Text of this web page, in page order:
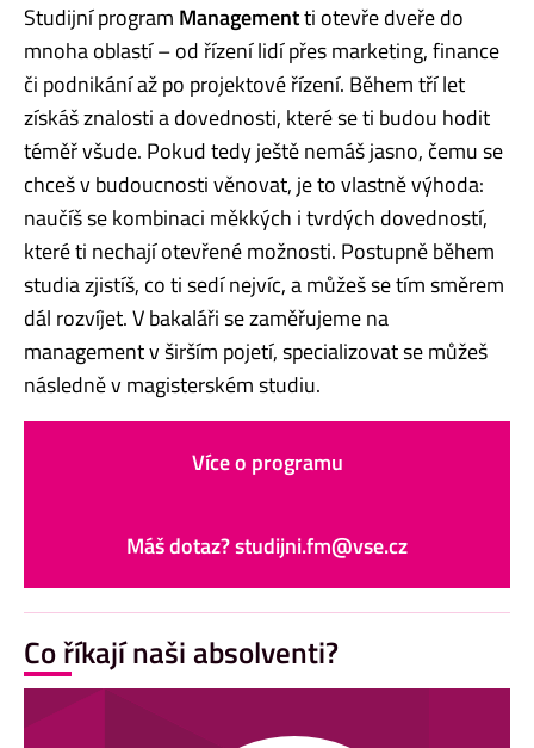
Studijní program Managementti otevře dveře do
mnoha oblastí – od řízení lidí přes marketing, finance
či podnikání až po projektové řízení. Během tří let
získáš znalosti a dovednosti, které se ti budou hodit
téměř všude. Pokud tedy ještě nemáš jasno, čemu se
chceš v budoucnosti věnovat, je to vlastně výhoda:
naučíš se kombinaci měkkých i tvrdých dovedností,
které ti nechají otevřené možnosti. Postupně během
studia zjistíš, co ti sedí nejvíc, a můžeš se tím směrem
dál rozvíjet. V bakaláři se zaměřujeme na
management v širším pojetí, specializovat se můžeš
následně v magisterském studiu.
Více o programu
Máš dotaz? studijni.fm@vse.cz
Co říkají naši absolventi?